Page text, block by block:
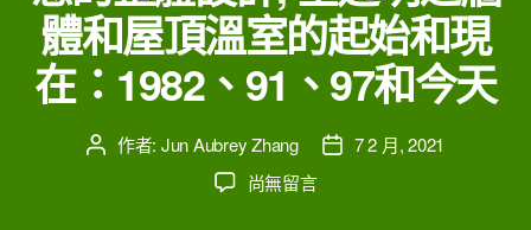
體和屋頂溫室的起始和現
在：1982、91、97和今天
文 作者: Jun Aubrey Zhang
文 7 2 月, 2021
在
尚無留言